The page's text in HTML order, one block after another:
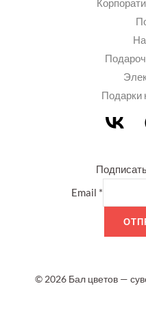
Подарки
Email *
© 2026 Бал цветов —